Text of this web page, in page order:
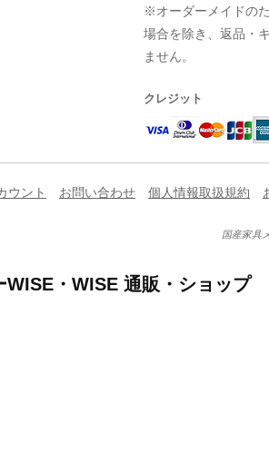
※オーダーメイドの
場合を除き、返品・
ません。
クレジット
ウント お問い合わせ 個人情報取扱規約
国産家具
WISE・WISE 通販・ショップ